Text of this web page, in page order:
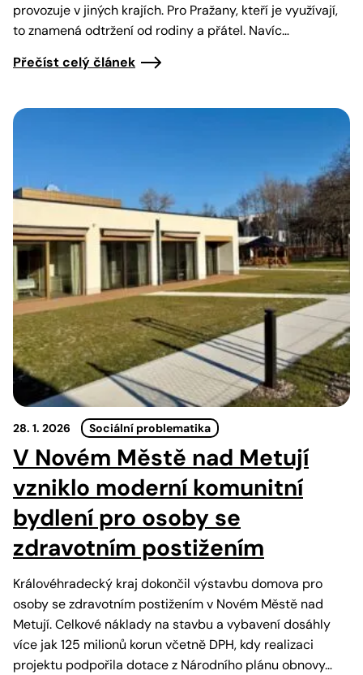
provozuje v jiných krajích. Pro Pražany, kteří je využívají,
to znamená odtržení od rodiny a přátel. Navíc…
Přečíst celý článek
28. 1. 2026 Sociální problematika
V Novém Městě nad Metují
vzniklo moderní komunitní
bydlení pro osoby se
zdravotním postižením
Královéhradecký kraj dokončil výstavbu domova pro
osoby se zdravotním postižením v Novém Městě nad
Metují. Celkové náklady na stavbu a vybavení dosáhly
více jak 125 milionů korun včetně DPH, kdy realizaci
projektu podpořila dotace z Národního plánu obnovy…